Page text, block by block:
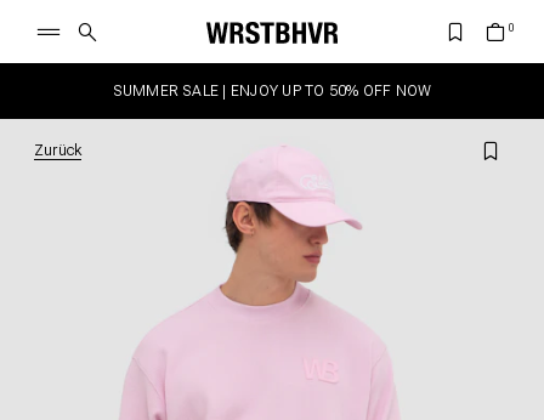
SUMMER SALE | ENJOY UP TO 50% OFF NOW
Zurück